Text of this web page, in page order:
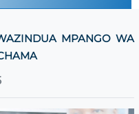
MPANGO WA